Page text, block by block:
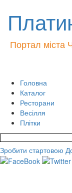
Портал міста
Головна
Каталог
Ресторани
Весілля
Плітки
Зробити стартовою